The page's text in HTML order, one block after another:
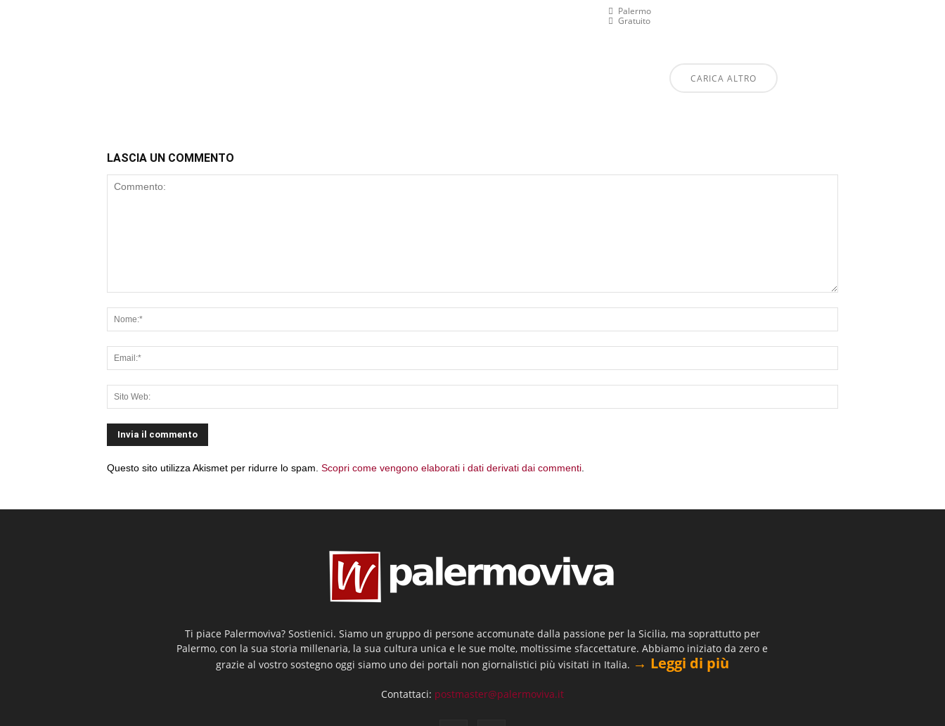
Palermo
Gratuito
CARICA ALTRO
LASCIA UN COMMENTO
Questo sito utilizza Akismet per ridurre lo spam. Scopri come vengono elaborati i dati derivati dai commenti
Ti piace Palermoviva? Sostienici. Siamo un gruppo di persone accomunate dalla passione per la Sicilia, ma soprattutto per
Palermo, con la sua storia millenaria, la sua cultura unica e le sue molte, moltissime sfaccettature. Abbiamo iniziato da zero e
grazie al vostro sostegno oggi siamo uno dei portali non giornalistici più visitati in Italia. → Leggi di più
Contattaci: postmaster@palermoviva.it